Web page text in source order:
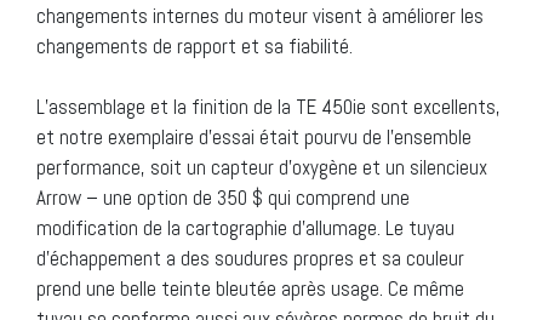
changements internes du moteur visent à améliorer les
changements de rapport et sa fiabilité.
L’assemblage et la finition de la TE 450ie sont excellents,
et notre exemplaire d’essai était pourvu de l’ensemble
performance, soit un capteur d’oxygène et un silencieux
Arrow – une option de 350 $ qui comprend une
modification de la cartographie d’allumage. Le tuyau
d’échappement a des soudures propres et sa couleur
prend une belle teinte bleutée après usage. Ce même